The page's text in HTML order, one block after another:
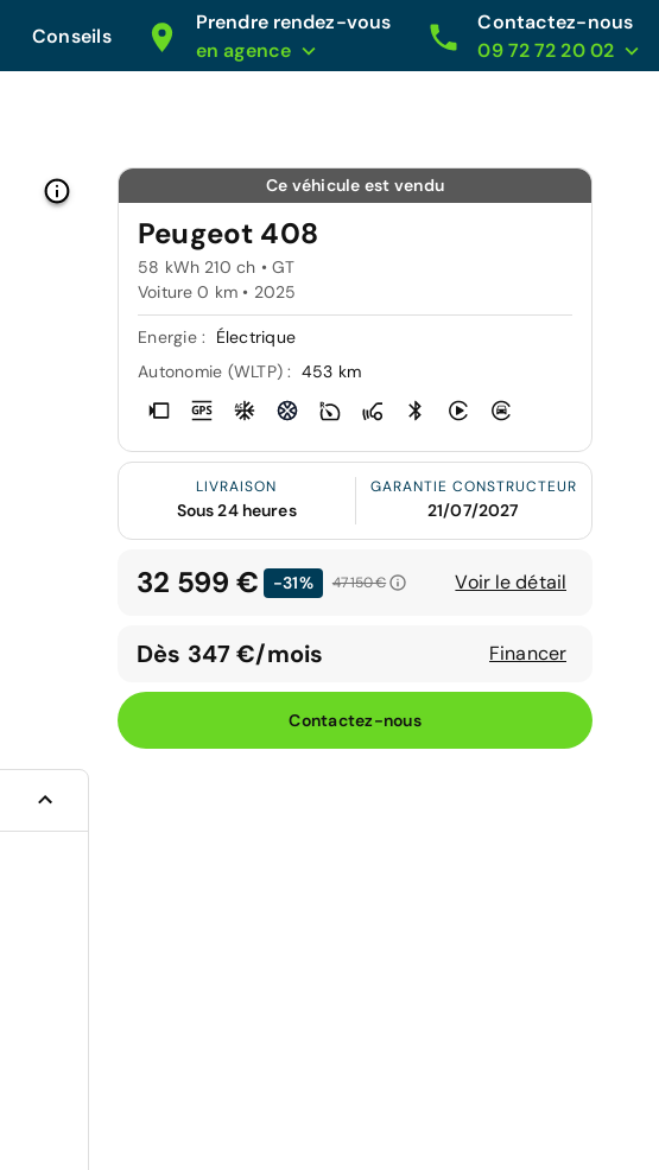
Conseils
Prendre rendez-vous
en agence
Contactez-nous
09 72 72 20 02
Ce véhicule est vendu
Peugeot 408
58 kWh 210 ch • GT
Voiture 0 km • 2025
Energie :
Électrique
Autonomie (WLTP) : 453 km
LIVRAISON
Sous 24 heures
GARANTIE CONSTRUCTEUR
21/07/2027
32 599 € -31% 47 150 € Voir le détail
Dès 347 €/mois Financer
Contactez-nous